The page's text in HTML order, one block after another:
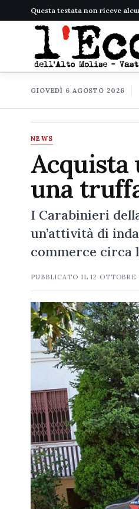
Questa testata non riceve
GIOVEDÌ 6 AGOSTO 2026
NEWS
Acquista
una
I Carabinieri
un’attività di
commerce circa
PUBBLICATO IL12 OTTOBRE